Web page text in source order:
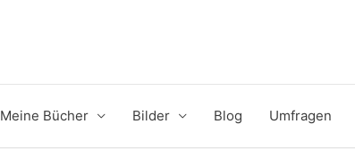
Meine Bücher Bilder Blog Umfragen